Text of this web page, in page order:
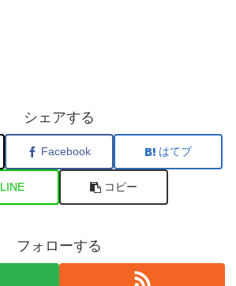
シェアする
Facebook はてブ
LINE コピー
フォローする